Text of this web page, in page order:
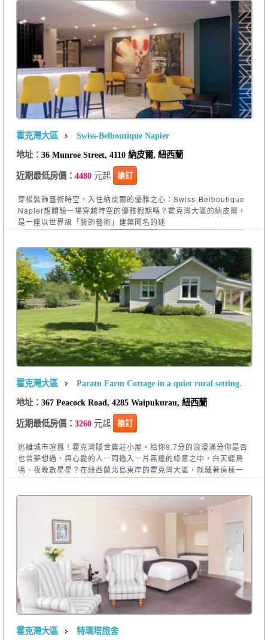
霍克灣大區
Swiss-Belboutique Napier
地址： 36 Munroe Street, 4110 納皮爾, 紐西蘭
近期最低房價： 4480元起 搶訂
穿梭裝飾藝術時空，入住納皮爾的優雅之心：Swiss-Belboutique
Napier想體驗一場穿越時空的優雅假期嗎？霍克灣大區的納皮爾，
是一座以世界級「裝飾藝術」建築聞名的迷
霍克灣大區
Paratu Farm Cottage in a quiet rural setting.
地址：
367 Peacock Road, 4285 Waipukurau, 紐西蘭
近期最低房價： 3260元起 搶訂
逃離城市喧囂！霍克灣隱世農莊小屋，給你9.7分的浪漫滿分你是否
也曾夢想過，與心愛的人一同遁入一片無邊的綠意之中，白天聽鳥
鳴、夜晚數星星？在紐西蘭北島東岸的霍克灣大區，就藏著這樣一
霍克灣大區 特瑪塔旅舍